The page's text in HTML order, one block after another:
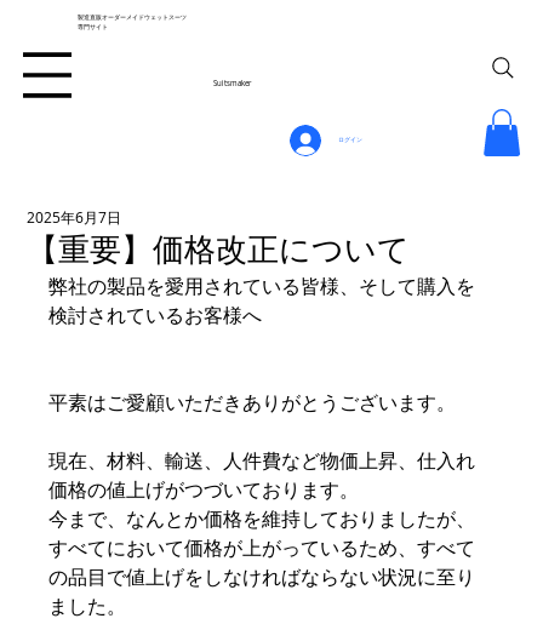
Suitsmaker
製造直販オーダーメイドウェットスーツ
専門サイト
ログイン
【重要】価格改正について
2025年6月7日
弊社の製品を愛用されている皆様、そして購入を
検討されているお客様へ
平素はご愛顧いただきありがとうございます。
現在、材料、輸送、人件費など物価上昇、仕入れ
価格の値上げがつづいております。
今まで、なんとか価格を維持しておりましたが、
すべてにおいて価格が上がっているため、すべて
の品目で値上げをしなければならない状況に至り
ました。